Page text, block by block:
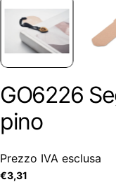
GO6226
pino
Prezzo IVA esclusa
Prezzo
€3,31